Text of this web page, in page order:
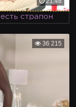
страпон
36 215